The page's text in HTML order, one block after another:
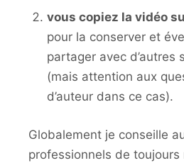
vous copiez la vidéo
pour la conserver et
partager avec d’autres
(mais attention aux
d’auteur dans ce cas).
Globalement je conseille
professionnels de toujours